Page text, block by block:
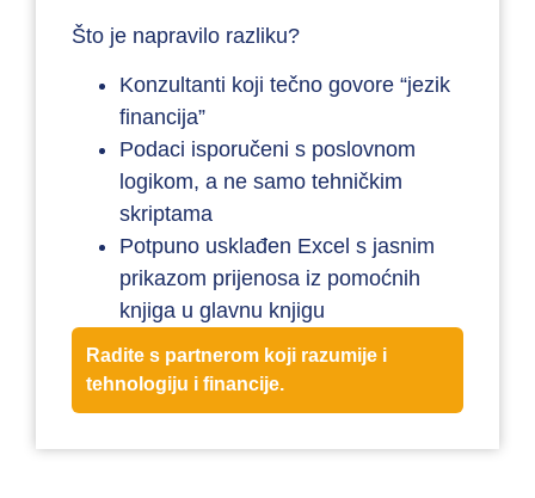
Što je napravilo razliku?
Konzultanti koji tečno govore “jezik
financija”
Podaci isporučeni s poslovnom
logikom, a ne samo tehničkim
skriptama
Potpuno usklađen Excel s jasnim
prikazom prijenosa iz pomoćnih
knjiga u glavnu knjigu
Radite s partnerom koji razumije i
tehnologiju i financije.